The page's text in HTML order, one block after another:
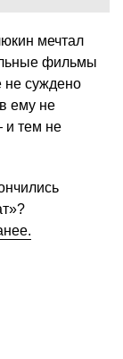
мечтал
фильмы
не суждено
ему не
и тем не